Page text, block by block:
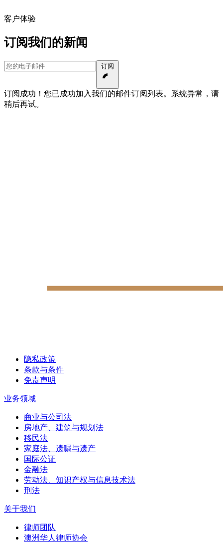
客户体验
订阅我们的新闻
您的电子邮件
订阅成功！您已成功加入我们的邮件订阅列表。 系统异常，请
稍后再试。
隐私政策
条款与条件
免责声明
业务领域
商业与公司法
房地产、建筑与规划法
移民法
家庭法、遗嘱与遗产
国际公证
金融法
劳动法、知识产权与信息技术法
刑法
关于我们
律师团队
澳洲华人律师协会